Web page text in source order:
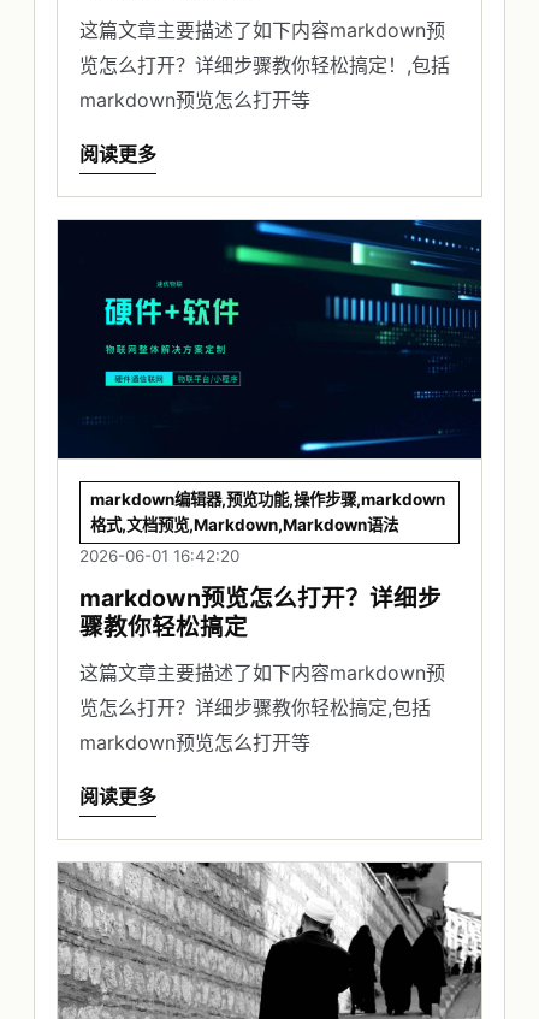
这篇文章主要描述了如下内容markdown预
览怎么打开？详细步骤教你轻松搞定！,包括
markdown预览怎么打开等
阅读更多
markdown编辑器,预览功能,操作步骤,markdown
格式,文档预览,Markdown,Markdown语法
2026-06-01 16:42:20
markdown预览怎么打开？详细步
骤教你轻松搞定
这篇文章主要描述了如下内容markdown预
览怎么打开？详细步骤教你轻松搞定,包括
markdown预览怎么打开等
阅读更多